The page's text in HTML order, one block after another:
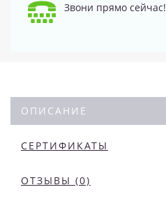
Звони прямо сейчас!
ОПИСАНИЕ
СЕРТИФИКАТЫ
ОТЗЫВЫ (0)